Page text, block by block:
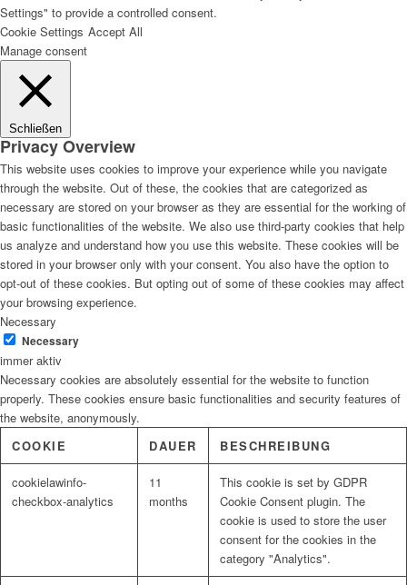
Settings" to provide a controlled consent.
Cookie Settings Accept All
Manage consent
Schließen
Privacy Overview
This website uses cookies to improve your experience while you navigate
through the website. Out of these, the cookies that are categorized as
necessary are stored on your browser as they are essential for the working of
basic functionalities of the website. We also use third-party cookies that help
us analyze and understand how you use this website. These cookies will be
stored in your browser only with your consent. You also have the option to
opt-out of these cookies. But opting out of some of these cookies may affect
your browsing experience.
Necessary
Necessary
immer aktiv
Necessary cookies are absolutely essential for the website to function
properly. These cookies ensure basic functionalities and security features of
the website, anonymously.
COOKIE
DAUER BESCHREIBUNG
cookielawinfo-
checkbox-analytics
11
months
This cookie is set by GDPR
Cookie Consent plugin. The
cookie is used to store the user
consent for the cookies in the
category "Analytics".